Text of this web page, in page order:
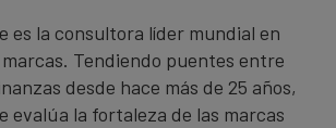
es la consultora líder mundial en
Tendiendo puentes entre
desde hace más de 25 años,
evalúa la fortaleza de las marcas